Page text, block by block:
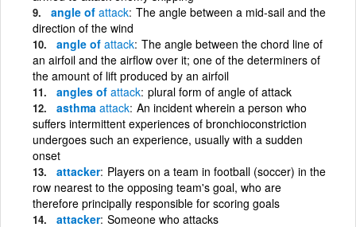
angle of attack The angle between a mid-sail and the
direction of the wind
angle of attack The angle between the chord line of
an airfoil and the airflow over it; one of the determiners of
the amount of lift produced by an airfoil
angles of attack plural form of angle of attack
asthma attack An incident wherein a person who
suffers intermittent experiences of bronchioconstriction
undergoes such an experience, usually with a sudden
onset
attacker Players on a team in football (soccer) in the
row nearest to the opposing team's goal, who are
therefore principally responsible for scoring goals
attacker Someone who attacks